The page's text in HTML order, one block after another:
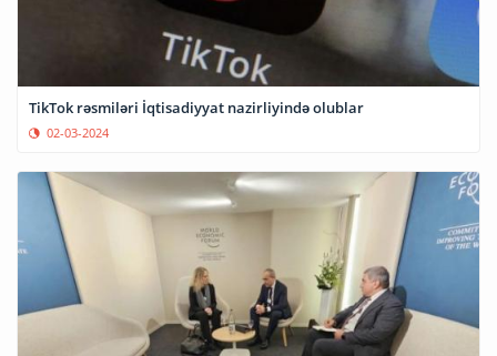
TikTok rəsmiləri İqtisadiyyat nazirliyində olublar
02-03-2024